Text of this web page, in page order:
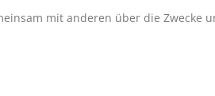
mit anderen über die Zwecke